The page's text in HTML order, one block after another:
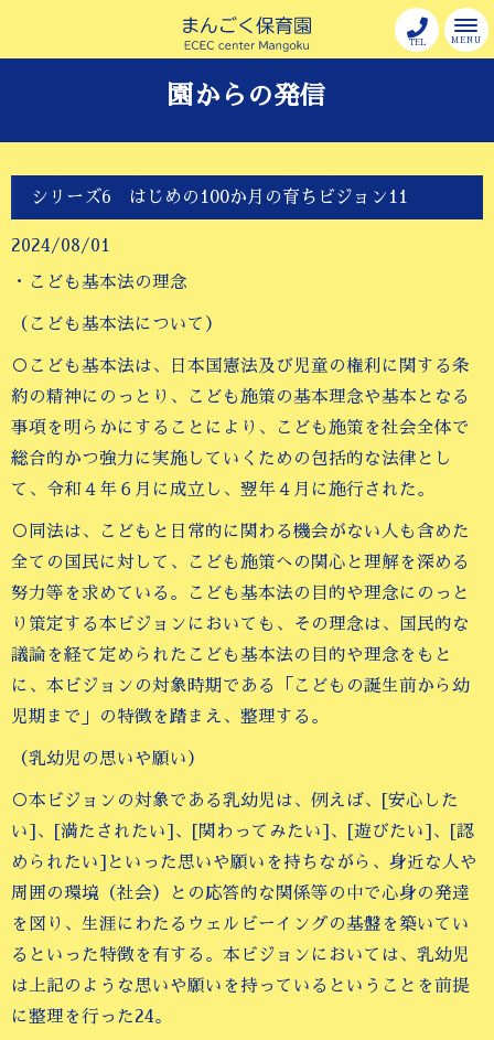
MENU
TEL
園からの発信
シリーズ6 はじめの100か月の育ちビジョン11
2024/08/01
・こども基本法の理念
（こども基本法について）
○こども基本法は、日本国憲法及び児童の権利に関する条
約の精神にのっとり、こども施策の基本理念や基本となる
事項を明らかにすることにより、こども施策を社会全体で
総合的かつ強力に実施していくための包括的な法律とし
て、令和４年６月に成立し、翌年４月に施行された。
○同法は、こどもと日常的に関わる機会がない人も含めた
全ての国民に対して、こども施策への関心と理解を深める
努力等を求めている。こども基本法の目的や理念にのっと
り策定する本ビジョンにおいても、その理念は、国民的な
議論を経て定められたこども基本法の目的や理念をもと
に、本ビジョンの対象時期である「こどもの誕生前から幼
児期まで」の特徴を踏まえ、整理する。
（乳幼児の思いや願い）
○本ビジョンの対象である乳幼児は、例えば、[安心した
い]、[満たされたい]、[関わってみたい]、[遊びたい]、[認
められたい]といった思いや願いを持ちながら、身近な人や
周囲の環境（社会）との応答的な関係等の中で心身の発達
を図り、生涯にわたるウェルビーイングの基盤を築いてい
るといった特徴を有する。本ビジョンにおいては、乳幼児
は上記のような思いや願いを持っているということを前提
に整理を行った24。